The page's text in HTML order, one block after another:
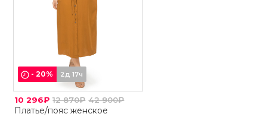
-20% 2д 17ч
10 296₽ 12 870₽ 42 900₽
Платье/пояс женское